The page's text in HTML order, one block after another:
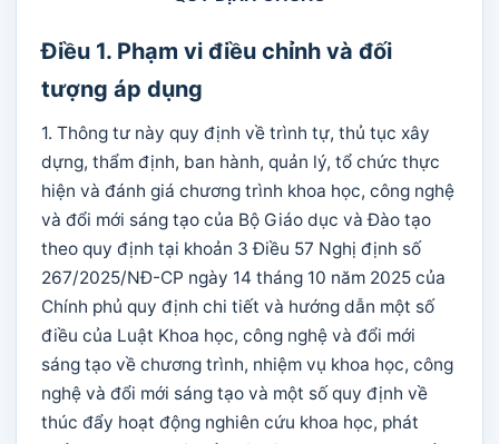
Điều 1. Phạm vi điều chỉnh và đối
tượng áp dụng
1. Thông tư này quy định về trình tự, thủ tục xây
dựng, thẩm định, ban hành, quản lý, tổ chức thực
hiện và đánh giá chương trình khoa học, công nghệ
và đổi mới sáng tạo của Bộ Giáo dục và Đào tạo
theo quy định tại khoản 3 Điều 57 Nghị định số
267/2025/NĐ-CP ngày 14 tháng 10 năm 2025 của
Chính phủ quy định chi tiết và hướng dẫn một số
điều của Luật Khoa học, công nghệ và đổi mới
sáng tạo về chương trình, nhiệm vụ khoa học, công
nghệ và đổi mới sáng tạo và một số quy định về
thúc đẩy hoạt động nghiên cứu khoa học, phát